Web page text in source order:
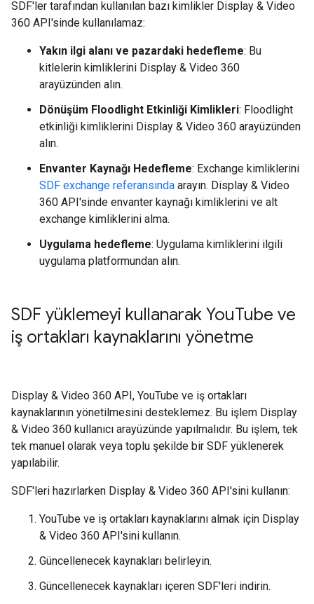
SDF'ler tarafından kullanılan bazı kimlikler Display & Video
360 API'sinde kullanılamaz:
Yakın ilgi alanı ve pazardaki hedefleme: Bu
kitlelerin kimliklerini Display & Video 360
arayüzünden alın.
Dönüşüm Floodlight Etkinliği Kimlikleri: Floodlight
etkinliği kimliklerini Display & Video 360 arayüzünden
alın.
Envanter Kaynağı Hedefleme: Exchange kimliklerini
SDF exchange referansında arayın. Display & Video
360 API'sinde envanter kaynağı kimliklerini ve alt
exchange kimliklerini alma.
Uygulama hedefleme: Uygulama kimliklerini ilgili
uygulama platformundan alın.
SDF yüklemeyi kullanarak YouTube ve
iş ortakları kaynaklarını yönetme
Display & Video 360 API, YouTube ve iş ortakları
kaynaklarının yönetilmesini desteklemez. Bu işlem Display
& Video 360 kullanıcı arayüzünde yapılmalıdır. Bu işlem, tek
tek manuel olarak veya toplu şekilde bir SDF yüklenerek
yapılabilir.
SDF'leri hazırlarken Display & Video 360 API'sini kullanın:
YouTube ve iş ortakları kaynaklarını almak için Display
& Video 360 API'sini kullanın.
Güncellenecek kaynakları belirleyin.
Güncellenecek kaynakları içeren SDF'leri indirin.